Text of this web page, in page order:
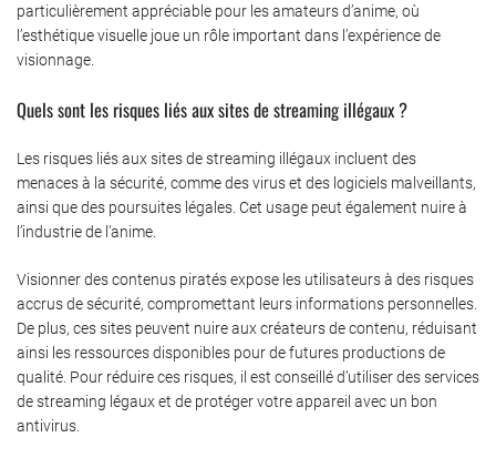
particulièrement appréciable pour les amateurs d’anime, où
l’esthétique visuelle joue un rôle important dans l’expérience de
visionnage.
Quels sont les risques liés aux sites de streaming illégaux ?
Les risques liés aux sites de streaming illégaux incluent des
menaces à la sécurité, comme des virus et des logiciels malveillants,
ainsi que des poursuites légales. Cet usage peut également nuire à
l’industrie de l’anime.
Visionner des contenus piratés expose les utilisateurs à des risques
accrus de sécurité, compromettant leurs informations personnelles.
De plus, ces sites peuvent nuire aux créateurs de contenu, réduisant
ainsi les ressources disponibles pour de futures productions de
qualité. Pour réduire ces risques, il est conseillé d’utiliser des services
de streaming légaux et de protéger votre appareil avec un bon
antivirus.